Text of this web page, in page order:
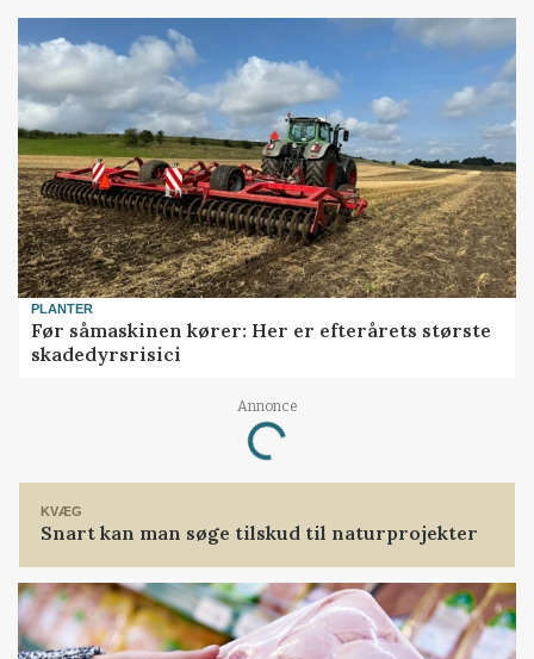
PLANTER
Før såmaskinen kører: Her er efterårets største
skadedyrsrisici
Annonce
Loading...
KVÆG
Snart kan man søge tilskud til naturprojekter